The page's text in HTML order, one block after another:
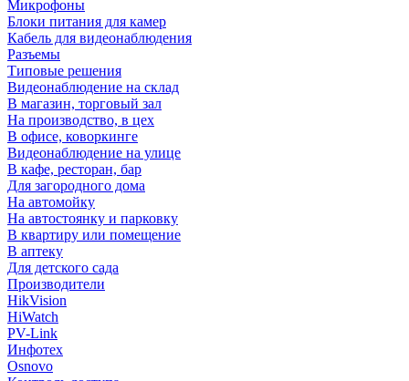
Микрофоны
Блоки питания для камер
Кабель для видеонаблюдения
Разъемы
Типовые решения
Видеонаблюдение на склад
В магазин, торговый зал
На производство, в цех
В офисе, коворкинге
Видеонаблюдение на улице
В кафе, ресторан, бар
Для загородного дома
На автомойку
На автостоянку и парковку
В квартиру или помещение
В аптеку
Для детского сада
Производители
HikVision
HiWatch
PV-Link
Инфотех
Osnovo